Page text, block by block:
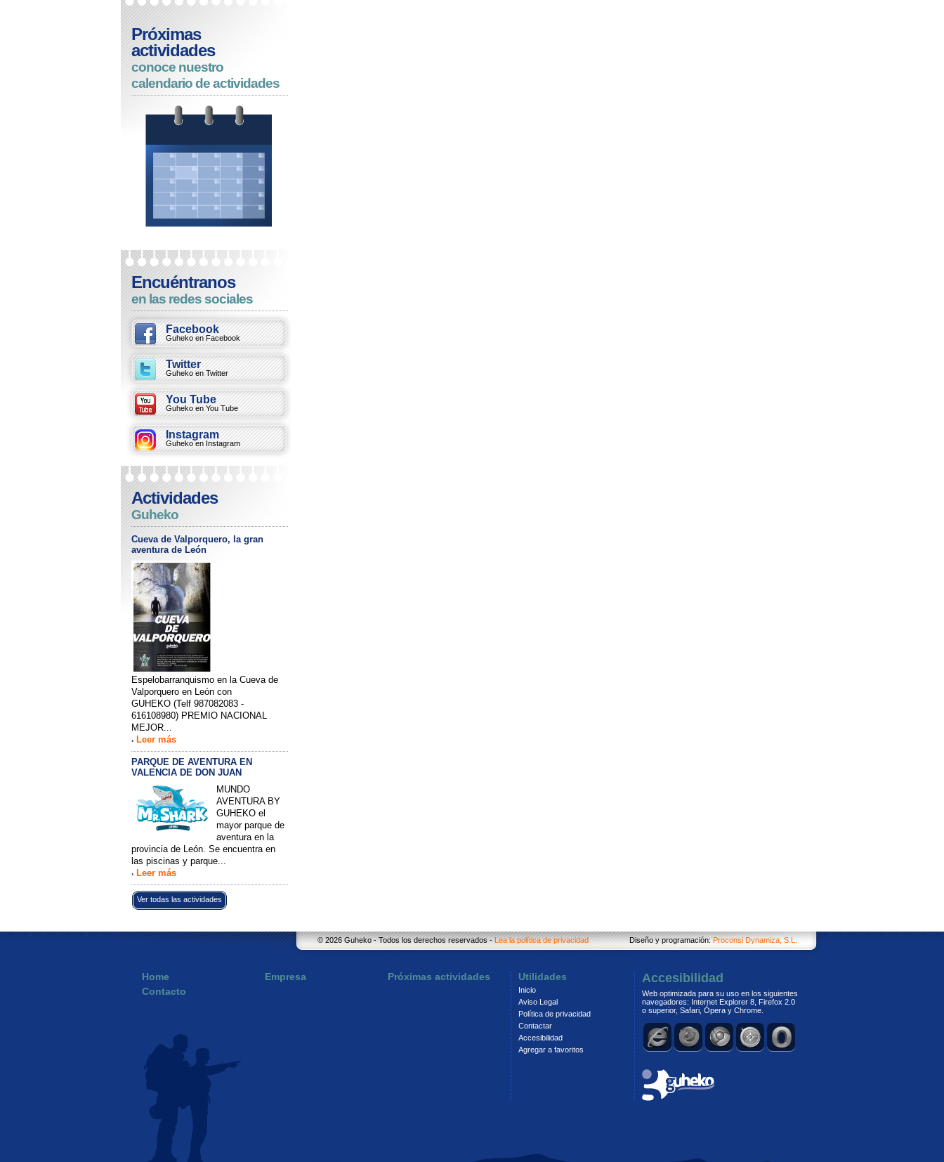
Próximas
actividades
conoce nuestro
calendario de actividades
Encuéntranos
en las redes sociales
Facebook
Guheko en Facebook
Twitter
Guheko en Twitter
You Tube
Guheko en You Tube
Instagram
Guheko en Instagram
Actividades
Guheko
Cueva de Valporquero, la gran
aventura de León
Espelobarranquismo en la Cueva de
Valporquero en León con
GUHEKO (Telf 987082083 -
616108980) PREMIO NACIONAL
MEJOR...
› Leer más
PARQUE DE AVENTURA EN
VALENCIA DE DON JUAN
MUNDO
AVENTURA BY
GUHEKO el
mayor parque de
aventura en la
provincia de León. Se encuentra en
las piscinas y parque...
› Leer más
Ver todas las actividades
© 2026 Guheko - Todos los derechos reservados -Lea la política de privacidad Diseño y programación:Proconsi Dynamiza, S.L.
Home Empresa
Próximas actividades
Contacto
Utilidades
Inicio
Aviso Legal
Política de privacidad
Contactar
Accesibilidad
Agregar a favoritos
Accesibilidad
Web optimizada para su uso en los siguientes
navegadores: Internet Explorer 8, Firefox 2.0
o superior, Safari, Ópera y Chrome.